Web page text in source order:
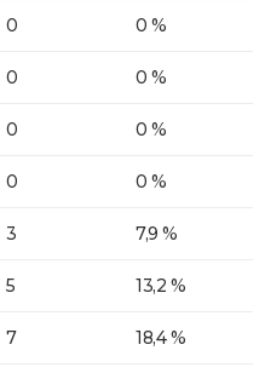
0 0 %
0 0 %
0 0 %
0 0 %
3 7,9 %
5 13,2 %
7 18,4 %